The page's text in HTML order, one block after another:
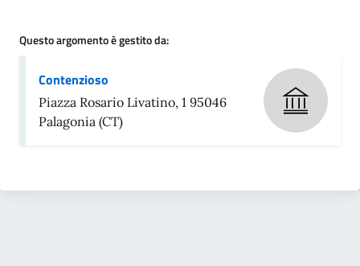
Questo argomento è gestito da:
Contenzioso
Piazza Rosario Livatino, 1 95046
Palagonia (CT)